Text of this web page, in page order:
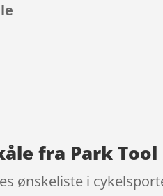
fra Park Tool
ønskeliste i